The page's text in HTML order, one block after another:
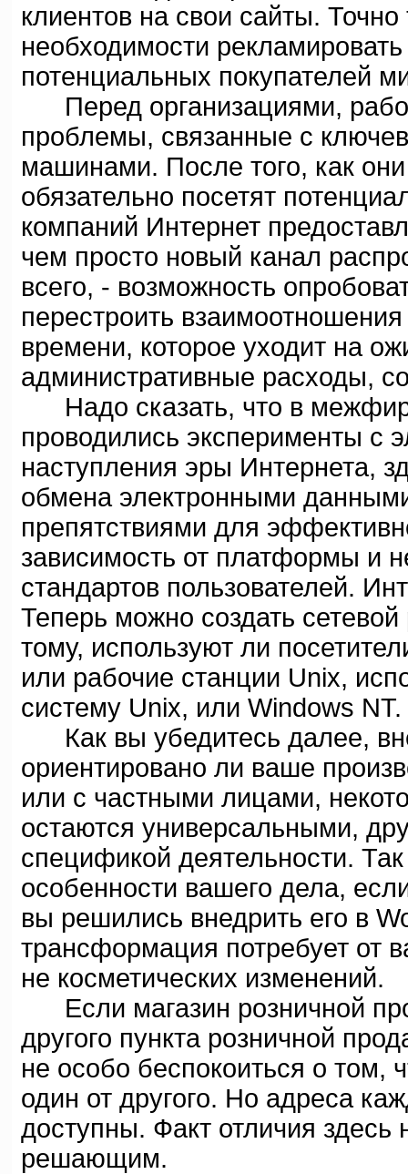
клиентов на свои сайты.
необходимости
потенциальных покупателей
Перед организациями,
проблемы, связанные с
машинами. После того, как
обязательно посетят
компаний Интернет
чем просто новый канал
всего, - возможность
перестроить
времени, которое уходит на
административные расходы,
Надо сказать, что в
проводились эксперименты с
наступления эры Интернета,
обмена электронными
препятствиями для
зависимость от платформы и
стандартов пользователей.
Теперь можно создать
тому, используют ли
или рабочие станции Unix,
систему Unix, или Windows NT.
Как вы убедитесь далее,
ориентировано ли ваше
или с частными лицами,
остаются универсальными,
спецификой деятельности.
особенности вашего дела,
вы решились внедрить его в
трансформация потребует от
не косметических изменений.
Если магазин розничной
другого пункта розничной
не особо беспокоиться о том,
один от другого. Но адреса
доступны. Факт отличия здесь
решающим.